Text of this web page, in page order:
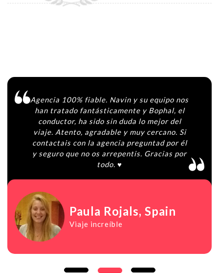
Agencia 100% fiable. Navin y su equipo nos
han tratado fantásticamente y Bophal, el
conductor, ha sido sin duda lo mejor del
viaje. Atento, agradable y muy cercano. Si
contactais con la agencia preguntad por él
y seguro que no os arrepentis. Gracias por
todo. ♥️
Paula Rojals, Spain
Viaje increíble